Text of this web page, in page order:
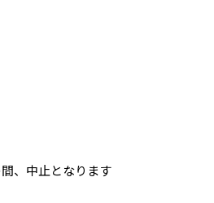
、中止となります